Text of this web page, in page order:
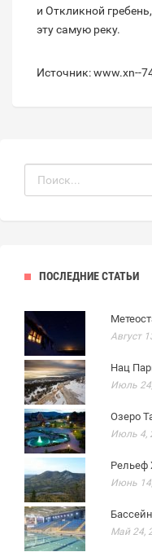
и Откликной
эту самую реку.
Источник: www.xn--
ПОСЛЕДНИЕ СТАТЬИ
Август
Нац
Июль
Озеро
Июль 4,
Рельеф
Июнь
Май 24,